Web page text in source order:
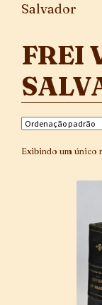
Salvador
FREI
Exibindo um único